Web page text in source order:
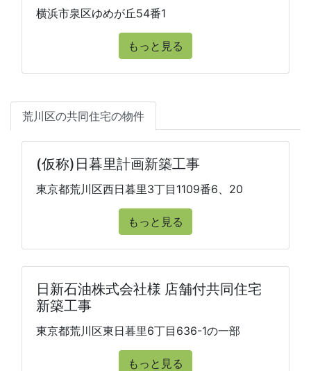
横浜市泉区ゆめが丘54番1
もっと見る
荒川区の共同住宅の物件
(仮称)日暮里計画新築工事
東京都荒川区西日暮里3丁目1109番6、20
もっと見る
日新石油株式会社様 店舗付共同住宅
新築工事
東京都荒川区東日暮里6丁目636-1の一部
もっと見る